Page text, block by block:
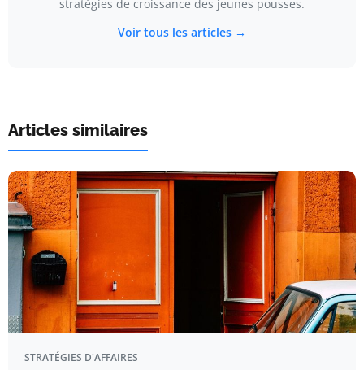
stratégies de croissance des jeunes pousses.
Voir tous les articles →
Articles similaires
STRATÉGIES D'AFFAIRES